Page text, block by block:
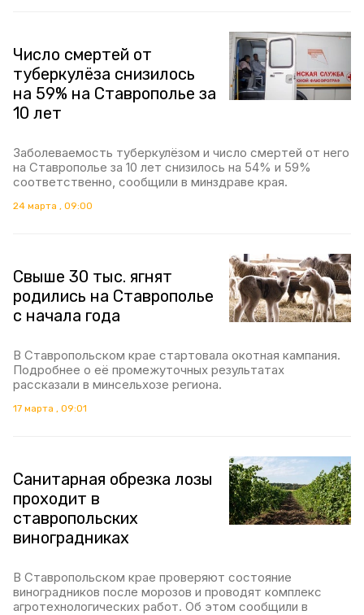
Число смертей от
туберкулёза снизилось
на 59% на Ставрополье за
10 лет
Заболеваемость туберкулёзом и число смертей от него
на Ставрополье за 10 лет снизилось на 54% и 59%
соответственно, сообщили в минздраве края.
24 марта , 09:00
Свыше 30 тыс. ягнят
родились на Ставрополье
с начала года
В Ставропольском крае стартовала окотная кампания.
Подробнее о её промежуточных результатах
рассказали в минсельхозе региона.
17 марта , 09:01
Санитарная обрезка лозы
проходит в
ставропольских
виноградниках
В Ставропольском крае проверяют состояние
виноградников после морозов и проводят комплекс
агротехнологических работ. Об этом сообщили в